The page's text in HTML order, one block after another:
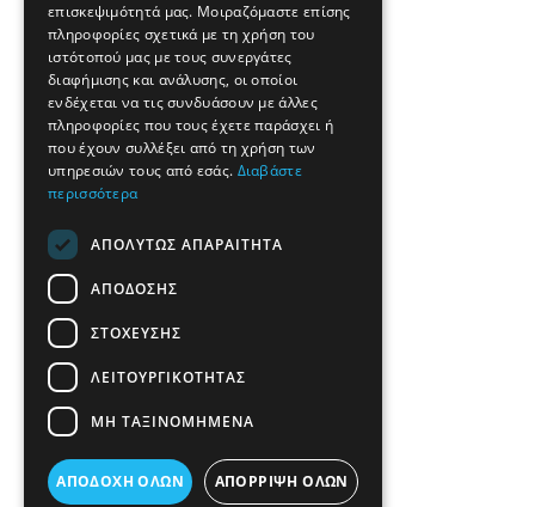
επισκεψιμότητά μας. Μοιραζόμαστε επίσης
πληροφορίες σχετικά με τη χρήση του
ιστότοπού μας με τους συνεργάτες
διαφήμισης και ανάλυσης, οι οποίοι
ενδέχεται να τις συνδυάσουν με άλλες
πληροφορίες που τους έχετε παράσχει ή
που έχουν συλλέξει από τη χρήση των
υπηρεσιών τους από εσάς. Διαβάστε
περισσότερα
ΑΠΟΛΎΤΩΣ ΑΠΑΡΑΊΤΗΤΑ
ΑΠΌΔΟΣΗΣ
ΣΤΌΧΕΥΣΗΣ
ΛΕΙΤΟΥΡΓΙΚΌΤΗΤΑΣ
ΜΗ ΤΑΞΙΝΟΜΗΜΈΝΑ
ΑΠΟΔΟΧΉ ΌΛΩΝ ΑΠΌΡΡΙΨΗ ΌΛΩΝ